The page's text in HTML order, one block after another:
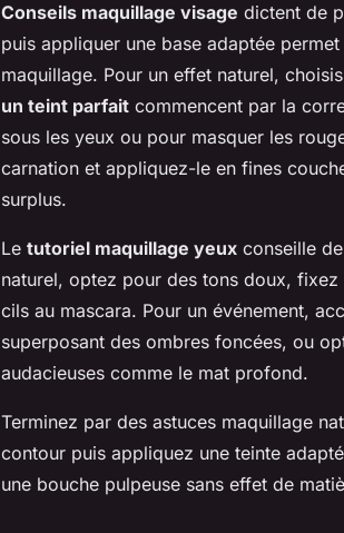
Conseils maquillage visage dictent de
puis appliquer une base adaptée
maquillage. Pour un effet naturel,
un teint parfait commencent par la
sous les yeux ou pour masquer les
carnation et appliquez-le en fines
surplus.
Le tutoriel maquillage yeux conseille
naturel, optez pour des tons doux,
cils au mascara. Pour un événement,
superposant des ombres foncées, ou
audacieuses comme le mat profond.
Terminez par des astuces maquillage
contour puis appliquez une teinte
une bouche pulpeuse sans effet de